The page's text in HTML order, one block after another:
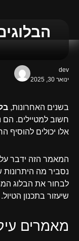
dev
ינואר 30, 2025
בשנים האחרונות,
חשוב למטיילים. הם
אלו יכולים להוסיף
המאמר הזה ידבר
נסביר מה
לבחור את הבלוג
שיעזור בתכנון הטיול.
מאמרים